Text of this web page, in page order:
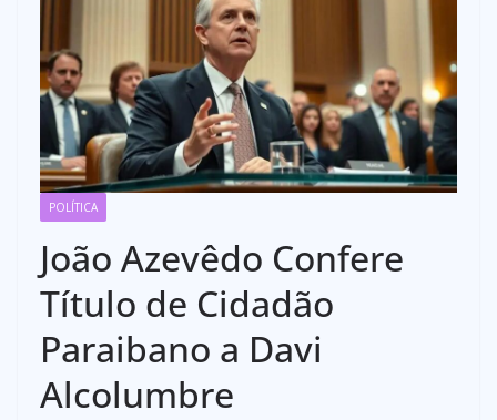
POLÍTICA
João Azevêdo Confere
Título de Cidadão
Paraibano a Davi
Alcolumbre